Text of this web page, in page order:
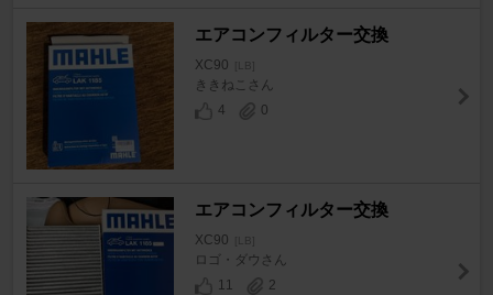
エアコンフィルター交換
XC90 [LB]
ききねこさん
4
0
エアコンフィルター交換
XC90 [LB]
ロゴ・ダウさん
11
2